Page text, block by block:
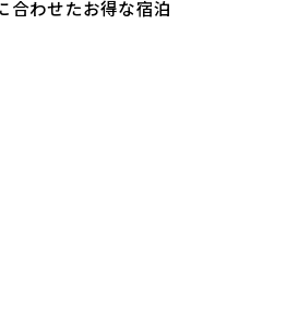
合わせたお得な宿泊